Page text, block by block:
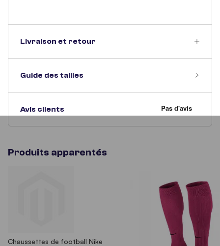
Livraison et retour
Guide des tailles
Avis clients
Produits apparentés
Chaussettes de football Nike